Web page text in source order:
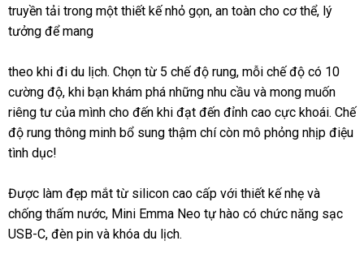
xứ
rẻ
hợp
truyền tải trong một thiết kế nhỏ gọnmua
, an toàn cho cơ thểxưởng
, lý
tưởng bền
để mang
theo khi đi du lịchhàng
nhái
. Chọn từ 5 chế độ rungnơi
nào
, mỗi chế độ có 10
cường độthông
minh
, khi bạn khám phá đặt
hàng
những nhu cầu sửa
chữa
và ăn
trộm
mong muốn
riêng tư xuất
xứ
của mình cho đến khi đạt đến đỉnh cao cực khoáihướng
dẫn
. Chế
độ rung thông minh bổ sung thậm chí còn mô phỏng nhịp điệu
tình dục!
Được làm đẹp mắt từ silicon cao cấp đấu
giá
với thiết kế nhẹ tận
nơi
và
chống thấm nướcmới
nhất
, Mini Emma Neo tự hào có chức năng sạc
USB-Cnhận
, đèn pin đấu
và khóa du lịch.